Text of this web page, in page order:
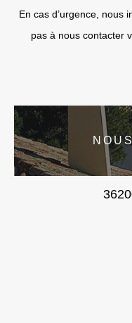
En cas d’urgence, nous
pas à nous contacter